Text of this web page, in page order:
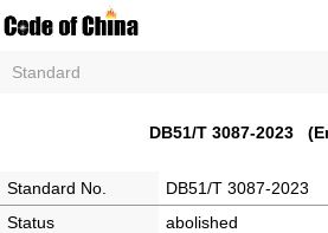
Standard
DB51/T 3087-2023
Standard No.
DB51/T 3087-2023
Status
abolished